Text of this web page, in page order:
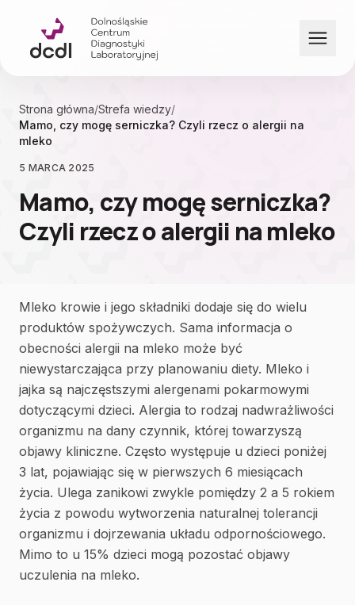
Strona główna/Strefa wiedzy/
Mamo, czy mogę serniczka? Czyli rzecz o alergii na
mleko
5 MARCA 2025
Mamo, czy mogę serniczka?
Czyli rzecz o alergii na mleko
Mleko krowie i jego składniki dodaje się do wielu
produktów spożywczych. Sama informacja o
obecności alergii na mleko może być
niewystarczająca przy planowaniu diety. Mleko i
jajka są najczęstszymi alergenami pokarmowymi
dotyczącymi dzieci. Alergia to rodzaj nadwrażliwości
organizmu na dany czynnik, której towarzyszą
objawy kliniczne. Często występuje u dzieci poniżej
3 lat, pojawiając się w pierwszych 6 miesiącach
życia. Ulega zanikowi zwykle pomiędzy 2 a 5 rokiem
życia z powodu wytworzenia naturalnej tolerancji
organizmu i dojrzewania układu odpornościowego.
Mimo to u 15% dzieci mogą pozostać objawy
uczulenia na mleko.